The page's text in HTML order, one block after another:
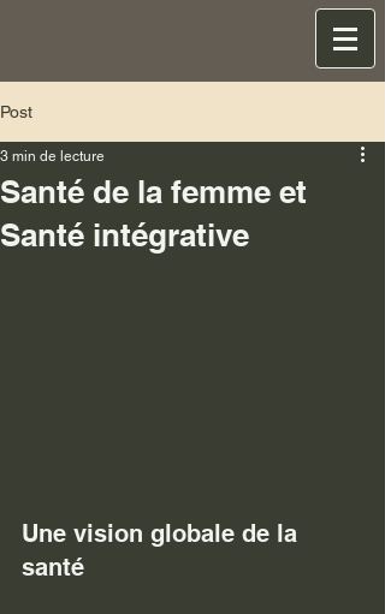
Post
Santé de la femme et
Santé intégrative
3 min de lecture
Une vision globale de la
santé